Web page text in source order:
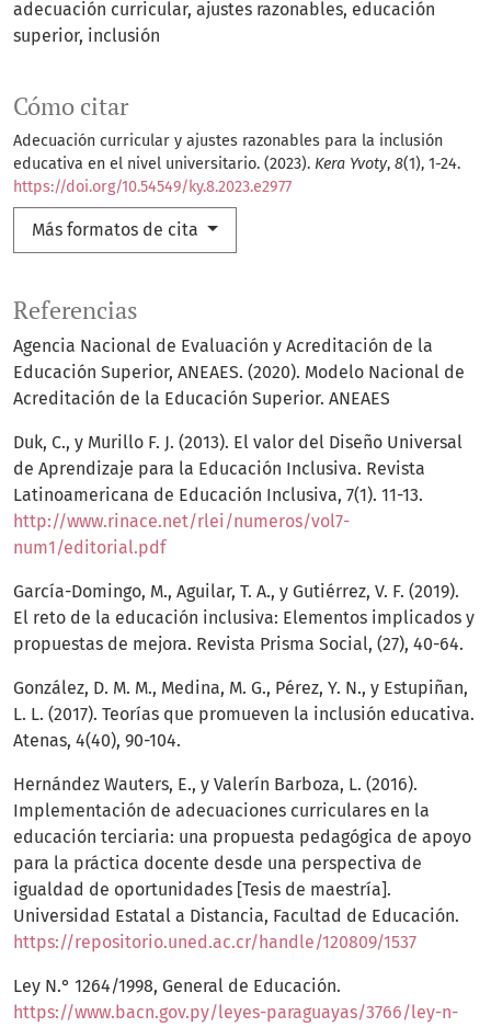
adecuación curricular ajustes razonables educación
superior inclusión
Cómo citar
Adecuación curricular y ajustes razonables para la inclusión
educativa en el nivel universitario. (2023). Kera Yvoty, 8(1), 1-24.
https://doi.org/10.54549/ky.8.2023.e2977
Más formatos de cita
Referencias
Agencia Nacional de Evaluación y Acreditación de la
Educación Superior, ANEAES. (2020). Modelo Nacional de
Acreditación de la Educación Superior. ANEAES
Duk, C., y Murillo F. J. (2013). El valor del Diseño Universal
de Aprendizaje para la Educación Inclusiva. Revista
Latinoamericana de Educación Inclusiva, 7(1). 11-13.
http://www.rinace.net/rlei/numeros/vol7-
num1/editorial.pdf
García-Domingo, M., Aguilar, T. A., y Gutiérrez, V. F. (2019).
El reto de la educación inclusiva: Elementos implicados y
propuestas de mejora. Revista Prisma Social, (27), 40-64.
González, D. M. M., Medina, M. G., Pérez, Y. N., y Estupiñan,
L. L. (2017). Teorías que promueven la inclusión educativa.
Atenas, 4(40), 90-104.
Hernández Wauters, E., y Valerín Barboza, L. (2016).
Implementación de adecuaciones curriculares en la
educación terciaria: una propuesta pedagógica de apoyo
para la práctica docente desde una perspectiva de
igualdad de oportunidades [Tesis de maestría].
Universidad Estatal a Distancia, Facultad de Educación.
https://repositorio.uned.ac.cr/handle/120809/1537
Ley N.° 1264/1998, General de Educación.
https://www.bacn.gov.py/leyes-paraguayas/3766/ley-n-